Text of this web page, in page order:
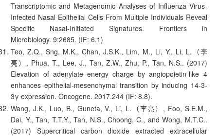
Transcriptomic and Metagenomic Analyses of Influenza Virus-
Infected Nasal Epithelial Cells From Multiple Individuals Reveal
Specific Nasal-Initiated Signatures. Frontiers in
Microbiology. 9:2685. (IF: 6.1)
Teo, Z.Q., Sng, M.K., Chan, J.S.K., Lim, M., Li, Y., Li, L.（李
亮）, Phua, T., Lee, J., Tan, Z.W., Zhu, P., Tan, N.S.. (2017)
Elevation of adenylate energy charge by angiopoietin-like 4
enhances epithelial-mesenchymal transition by inducing 14-3-
3γ expression. Oncogene. 2017.244 (IF: 8.8).
Wang, J.K., Luo, B., Guneta, V., Li, L.（李亮）, Foo, S.E.M.,
Dai, Y., Tan, T.T.Y., Tan, N.S., Choong, C., and Wong, M.T.C..
(2017) Supercritical carbon dioxide extracted extracellular